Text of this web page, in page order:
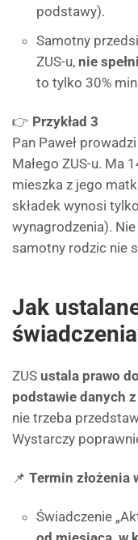
podstawy).
Samotny
ZUS-u, nie
to tylko 30%
👉 Przykład 3
Pan Paweł
Małego ZUS-u. Ma
mieszka z jego
składek wynosi
wynagrodzenia).
samotny rodzic nie
Jak
ZUS ustala prawo
podstawie danych
nie trzeba
Wystarczy
📌 Termin złożenia
Świadczenie